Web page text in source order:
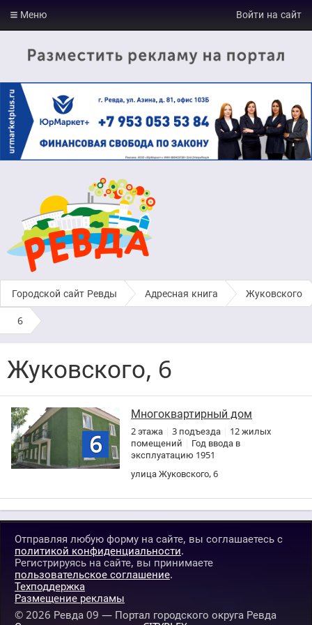
Городской сайт Ревды › Адресная книга › Жуковского
6
Жуковского, 6
6
Многоквартирный дом
2 этажа 3 подъезда
12 жилых
помещений
Год ввода в
эксплуатацию 1951
улица Жуковского, 6
Отправляя любую форму на сайте, вы соглашаетесь с
политикой конфиденциальности.
Регистрируясь на сайте, вы принимаете
пользовательское соглашение.
Техподдержка
Размещение рекламы
© 2026 Ревда 09 — Портал городского округа Ревда
Войти на сайт
Меню